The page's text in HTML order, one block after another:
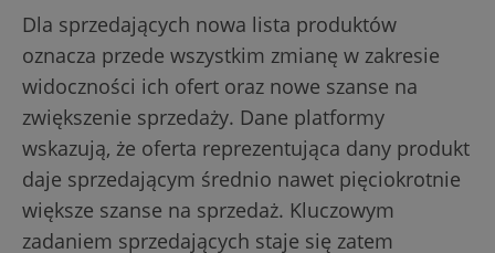
Dla sprzedających nowa lista produktów
oznacza przede wszystkim zmianę w zakresie
widoczności ich ofert oraz nowe szanse na
zwiększenie sprzedaży. Dane platformy
wskazują, że oferta reprezentująca dany produkt
daje sprzedającym średnio nawet pięciokrotnie
większe szanse na sprzedaż. Kluczowym
zadaniem sprzedających staje się zatem